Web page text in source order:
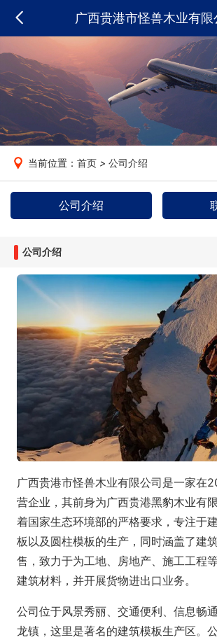
广西贵港市怪兽木业有限
当前位置： 首页 > 公司介绍
公司介绍
公司介绍
广西贵港市怪兽木业有限公司是一家在
营企业，其前身为广西贵港黑豹木业有
着国家生态环境部的严格要求，专注于
板以及圆柱模板的生产，同时涵盖了建
售，致力于为工地、房地产、施工工程
建筑材料，并开展货物进出口业务。
公司位于风景秀丽、交通便利、信息畅
龙镇，这里是著名的建筑模板生产区。